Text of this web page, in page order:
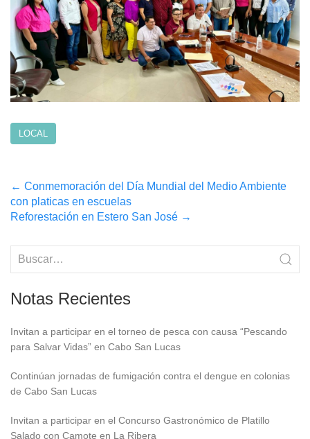
LOCAL
Post
navigation
← Conmemoración del Día Mundial del Medio Ambiente
con platicas en escuelas
Reforestación en Estero San José →
Notas Recientes
Invitan a participar en el torneo de pesca con causa “Pescando
para Salvar Vidas” en Cabo San Lucas
Continúan jornadas de fumigación contra el dengue en colonias
de Cabo San Lucas
Invitan a participar en el Concurso Gastronómico de Platillo
Salado con Camote en La Ribera